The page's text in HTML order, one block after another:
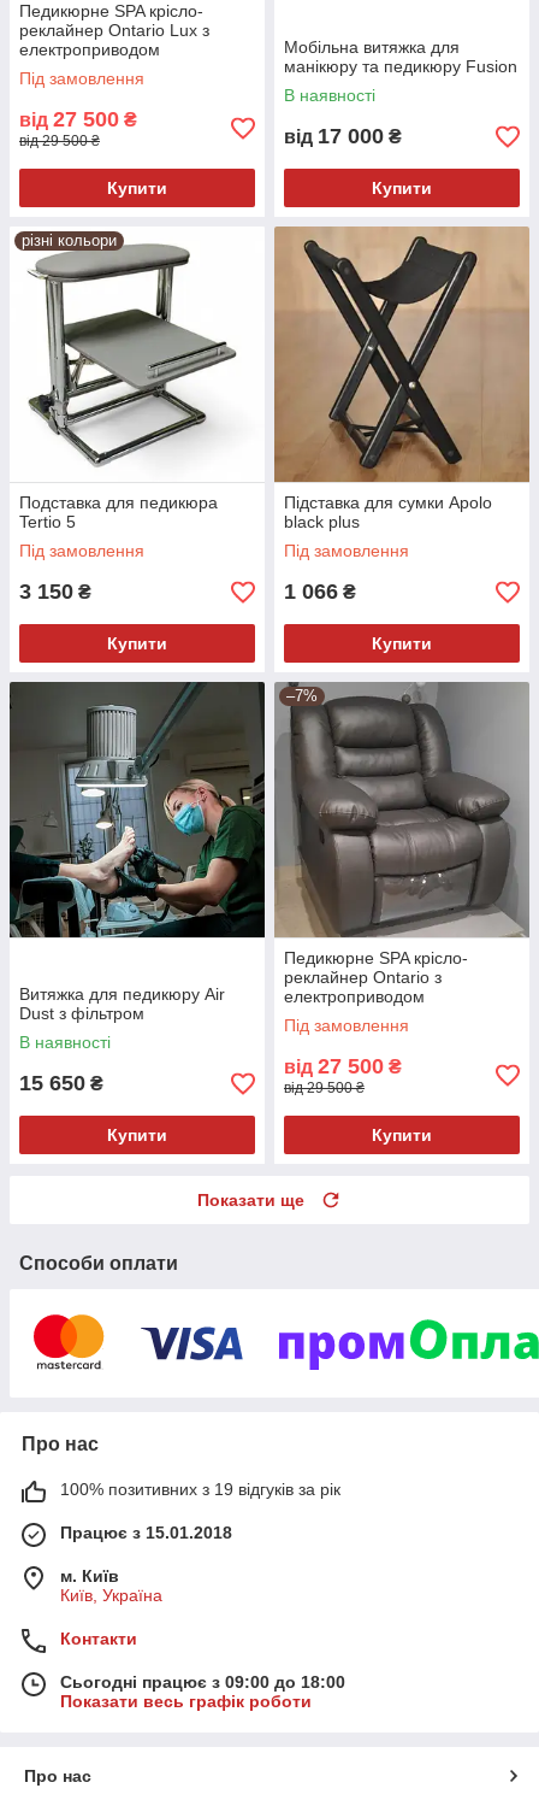
Педикюрне SPA крісло-
реклайнер Ontario Lux з
електроприводом
Під замовлення
від 27 500 ₴
від 29 500 ₴
Купити
Мобільна витяжка для
манікюру та педикюру Fusion
В наявності
від 17 000 ₴
Купити
різні кольори
Подставка для педикюра
Tertio 5
Під замовлення
3 150 ₴
Купити
Підставка для сумки Apolo
black plus
Під замовлення
1 066 ₴
Купити
Витяжка для педикюру Air
Dust з фільтром
В наявності
15 650 ₴
Купити
–7%
Педикюрне SPA крісло-
реклайнер Ontario з
електроприводом
Під замовлення
від 27 500 ₴
від 29 500 ₴
Купити
Показати ще
Способи оплати
Про нас
100% позитивних з 19 відгуків за рік
Працює з 15.01.2018
м. Київ
Київ, Україна
Контакти
Сьогодні працює з 09:00 до 18:00
Показати весь графік роботи
Про нас